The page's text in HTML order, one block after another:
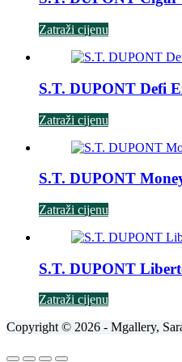
Zatraži cijenu
S.T. DUPONT Defi
Zatraži cijenu
S.T. DUPONT
Zatraži cijenu
S.T. DUPONT
Zatraži cijenu
Copyright © 2026 - Mgallery,